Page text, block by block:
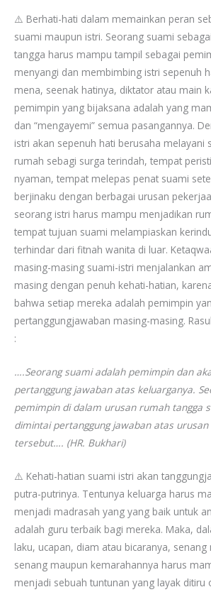
⚠️ Berhati-hati dalam memainkan peran
suami maupun istri. Seorang suami
tangga harus mampu tampil sebagai
menyangi dan membimbing istri sepenuh
mena, seenak hatinya, diktator atau main
pemimpin yang bijaksana adalah yang
dan “mengayemi” semua pasangannya.
istri akan sepenuh hati berusaha melayani
rumah sebagi surga terindah, tempat
nyaman, tempat melepas penat suami
berjinaku dengan berbagai urusan
seorang istri harus mampu menjadikan
tempat tujuan suami melampiaskan
terhindar dari fitnah wanita di luar.
masing-masing suami-istri menjalankan
masing dengan penuh kehati-hatian,
bahwa setiap mereka adalah pemimpin
pertanggungjawaban masing-masing.
:
….Seorang suami adalah pemimpin dan
pertanggung jawaban atas keluarganya.
pemimpin di dalam urusan rumah tangga
dimintai pertanggung jawaban atas
tersebut…. (HR. Bukhari)
⚠️ Kehati-hatian suami istri akan
putra-putrinya. Tentunya keluarga harus
menjadi madrasah yang yang baik untuk
adalah guru terbaik bagi mereka. Maka,
laku, ucapan, diam atau bicaranya,
senang maupun kemarahannya harus
menjadi sebuah tuntunan yang layak ditiru